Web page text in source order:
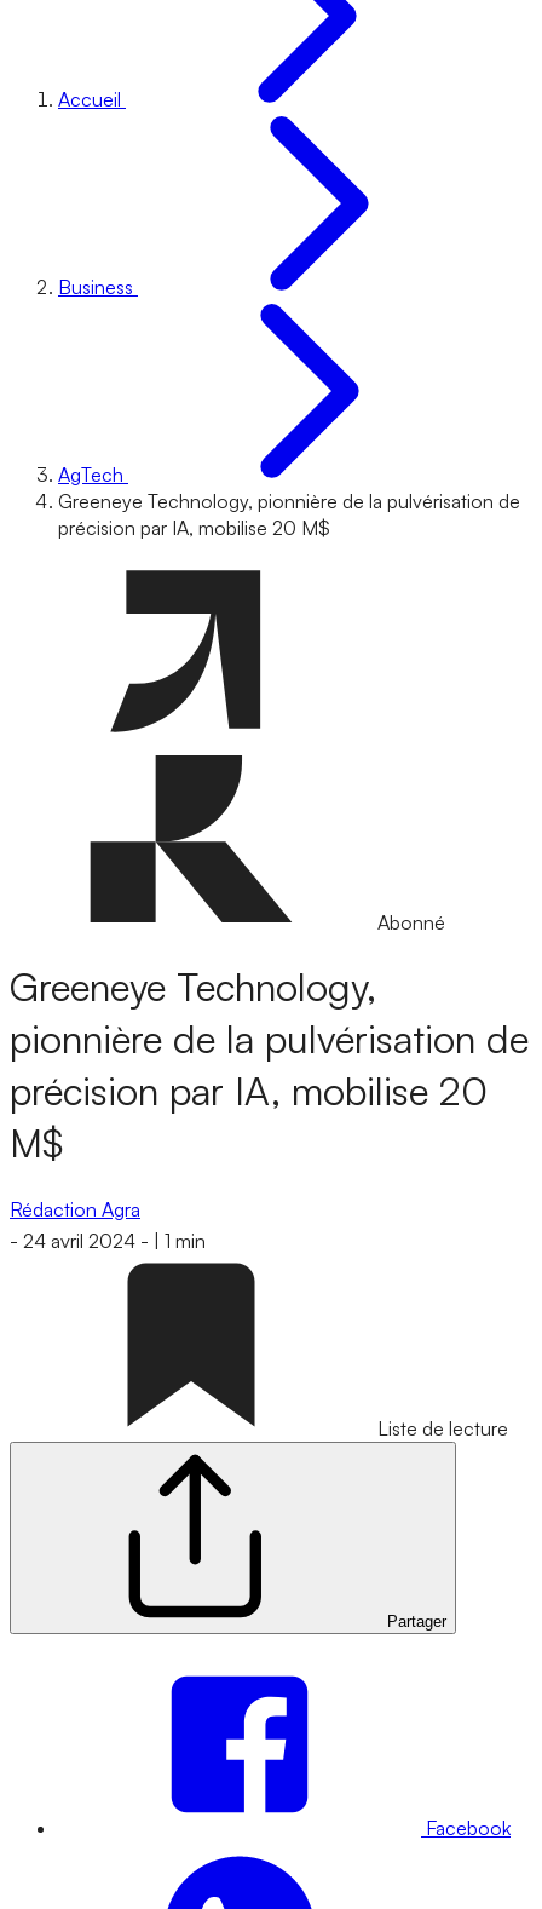
Accueil
Business
AgTech
Greeneye Technology, pionnière de la pulvérisation de
précision par IA, mobilise 20 M$
Abonné
Greeneye Technology,
pionnière de la pulvérisation de
précision par IA, mobilise 20
M$
Rédaction Agra
- 24 avril 2024 - 1 min
Liste de lecture
Partager
Facebook